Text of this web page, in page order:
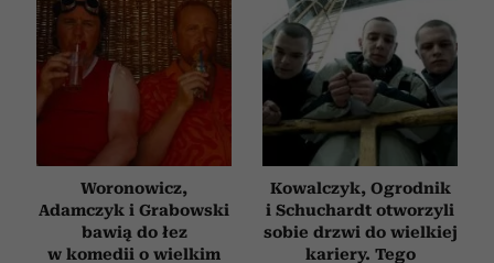
Partnerzy mogą połączyć te informacje z innymi danymi
otrzymanymi od Ciebie lub uzyskanymi podczas
korzystania z ich usług.
Woronowicz,
Adamczyk i Grabowski
bawią do łez
w komedii o wielkim
Kowalczyk, Ogrodnik
i Schuchardt otworzyli
sobie drzwi do wielkiej
kariery. Tego